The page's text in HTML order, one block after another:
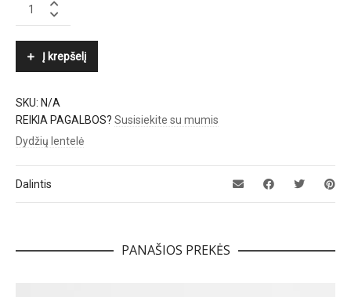
RUSCONI
Į krepšelį
SKU: N/A
REIKIA PAGALBOS? Susisiekite su mumis
Dydžių lentelė
Dalintis
PANAŠIOS PREKĖS